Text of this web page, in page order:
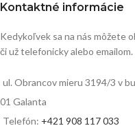
Kontaktné informácie
Kedykoľvek sa na nás môžete
či už telefonicky alebo emailom.
ul. Obrancov mieru 3194/3 v
01 Galanta
Telefón: +421 908 117 033